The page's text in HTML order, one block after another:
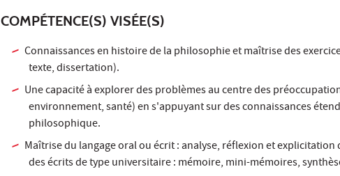
COMPÉTENCE(S) VISÉE(S)
Connaissances en histoire de la philosophie et maîtrise des
texte, dissertation).
Une capacité à explorer des problèmes au centre des
environnement, santé) en s'appuyant sur des connaissances
philosophique.
Maîtrise du langage oral ou écrit : analyse, réflexion et explicitation
des écrits de type universitaire : mémoire, mini-mémoires,